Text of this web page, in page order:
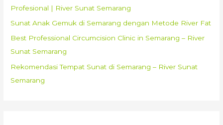
Profesional | River Sunat Semarang
Sunat Anak Gemuk di Semarang dengan Metode River Fat
Best Professional Circumcision Clinic in Semarang – River
Sunat Semarang
Rekomendasi Tempat Sunat di Semarang – River Sunat
Semarang